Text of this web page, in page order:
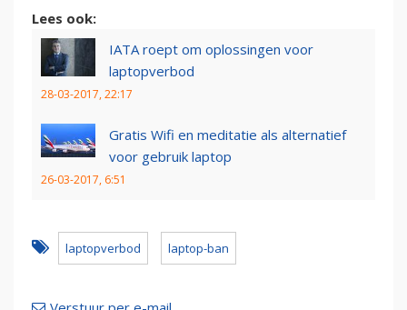
Lees ook:
IATA roept om oplossingen voor
laptopverbod
28-03-2017, 22:17
Gratis Wifi en meditatie als alternatief
voor gebruik laptop
26-03-2017, 6:51
laptopverbod laptop-ban